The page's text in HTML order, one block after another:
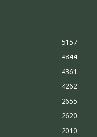
5157
4844
4361
4262
2655
2620
2010